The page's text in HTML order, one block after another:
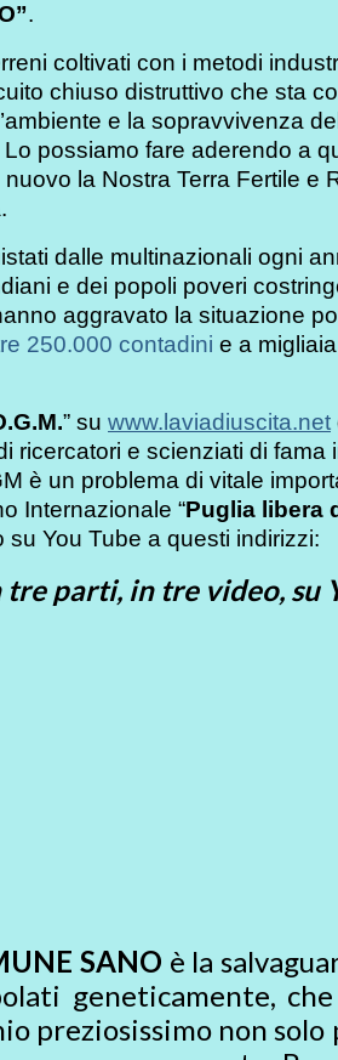
.
coltivati con i metodi
chiuso distruttivo che sta
e la sopravvivenza
possiamo fare aderendo a
la Nostra Terra Fertile e
dalle multinazionali ogni
e dei popoli poveri
aggravato la situazione
250.000 contadini e a
” su www.laviadiuscita.net
ricercatori e scienziati di
è un problema di vitale
Internazionale “Puglia libera
You Tube a questi indirizzi:
parti, in tre video, su
SANO è la
geneticamente,
preziosissimo non